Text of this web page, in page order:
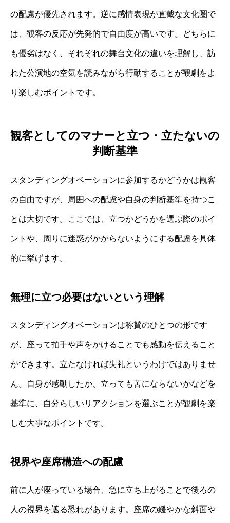
の配慮が優先されます。逆に感情表現が直截な文化圏で
は、観客の反応が先発的で自由度が高いです。どちらに
も優劣はなく、それぞれの舞台文化の違いを理解し、訪
れた公演地の空気を読みながら行動することが観劇をよ
り楽しむポイントです。
観客としてのマナーと立つ・立たないの
判断基準
スタンディングオベーションに参加するかどうかは観客
の自由ですが、周囲への配慮や自身の判断基準を持つこ
とは大切です。ここでは、立つかどうかを選ぶ際のポイ
ントや、周りに迷惑がかからないようにする配慮を具体
的に挙げます。
無理に立つ必要はないという理解
スタンディングオベーションは称賛のひとつの形です
が、座って拍手や声をかけることでも感動を伝えること
ができます。立たなければ失礼というわけではありませ
ん。自身が感動したか、立っても苦にならないかなどを
基準に、自分らしいリアクションを選ぶことが観劇を楽
しむ大事なポイントです。
視界や座席構造への配慮
前に人が座っている場合、急に立ち上がることで後ろの
人の視界を遮る恐れがあります。座席の緩やかな斜面や